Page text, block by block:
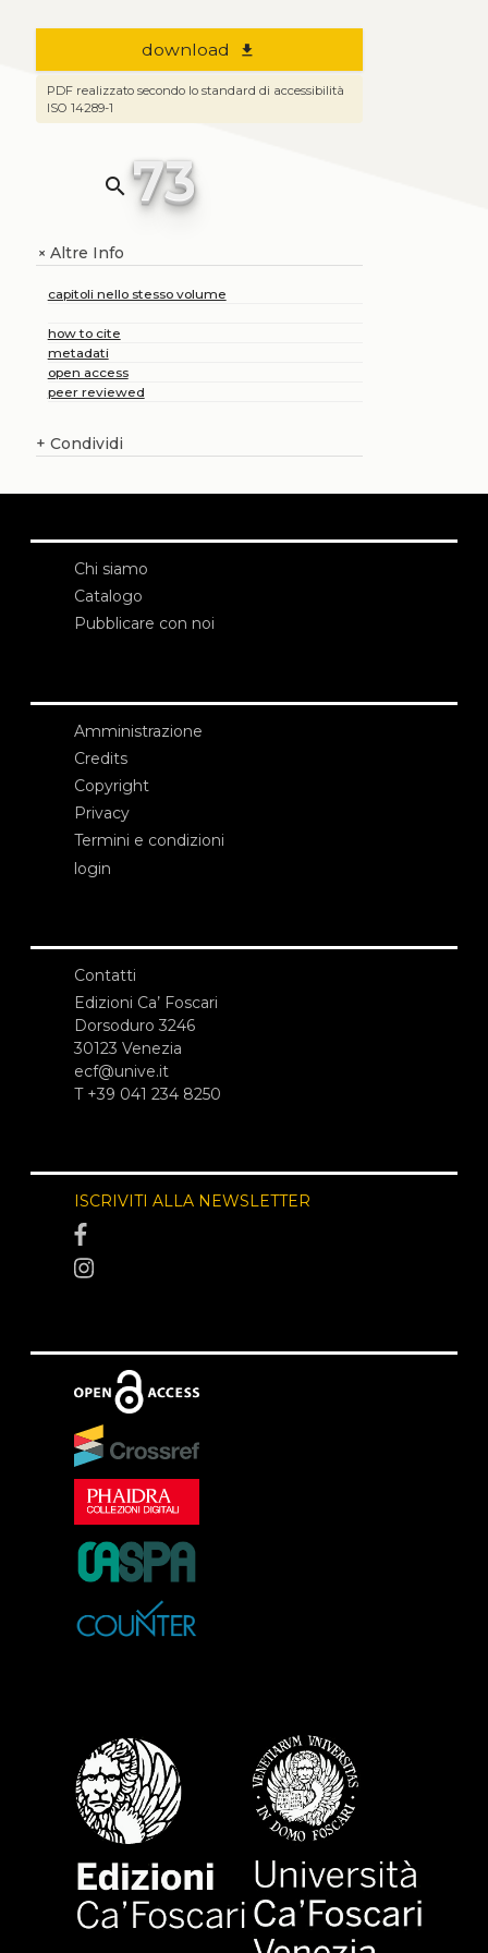
download file_download
PDF realizzato secondo lo standard di accessibilità
ISO 14289-1
search 73
+Altre Info
capitoli nello stesso volume
how to cite
metadati
open access
peer reviewed
+ Condividi
Chi siamo
Catalogo
Pubblicare con noi
Amministrazione
Credits
Copyright
Privacy
Termini e condizioni
login
Contatti
Edizioni Ca’ Foscari
Dorsoduro 3246
30123 Venezia
ecf@unive.it
T +39 041 234 8250
ISCRIVITI ALLA NEWSLETTER